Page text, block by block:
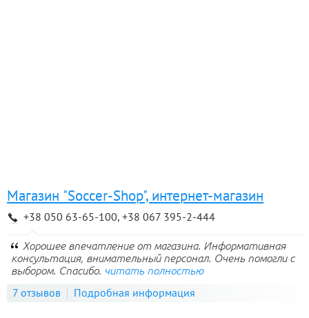
Магазин "Soccer-Shop", интернет-магазин
+38 050 63-65-100, +38 067 395-2-444
Хорошее впечатление от магазина. Информативная
консультация, внимательный персонал. Очень помогли с
выбором. Спасибо. читать полностью
7 отзывов Подробная информация